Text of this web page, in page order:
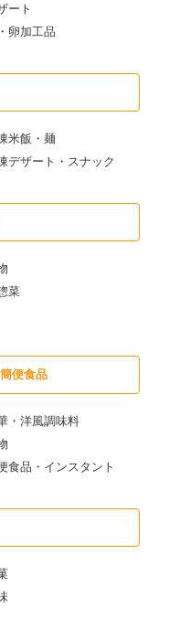
ート
卵加工品
米飯・麺
デザート・スナック
菜
便食品
・洋風調味料
食品・インスタント